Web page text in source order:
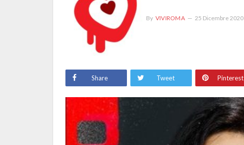
By VIVIROMA 25 Dicembre 2020
Share Tweet Pinterest